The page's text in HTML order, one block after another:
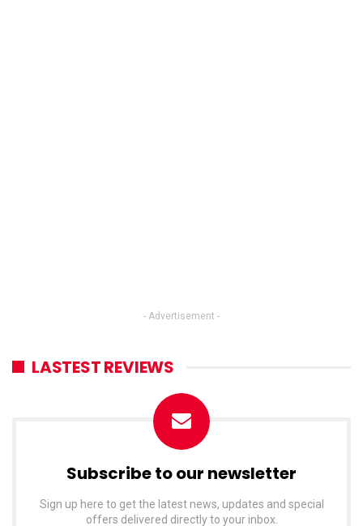
- Advertisement -
LASTEST REVIEWS
Subscribe to our newsletter
Sign up here to get the latest news, updates and special
offers delivered directly to your inbox.